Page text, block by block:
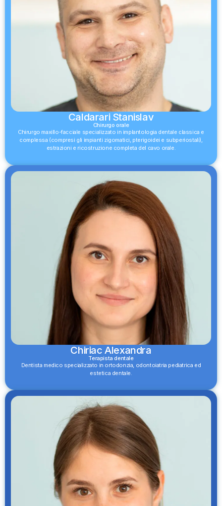
Caldarari Stanislav
Chirurgo orale
Chirurgo maxillo-facciale specializzato in implantologia dentale classica e
complessa (compresi gli impianti zigomatici, pterigoidei e subperiostali),
estrazioni e ricostruzione completa del cavo orale.
Chiriac Alexandra
Terapista dentale
Dentista medico specializzato in ortodonzia, odontoiatria pediatrica ed
estetica dentale.